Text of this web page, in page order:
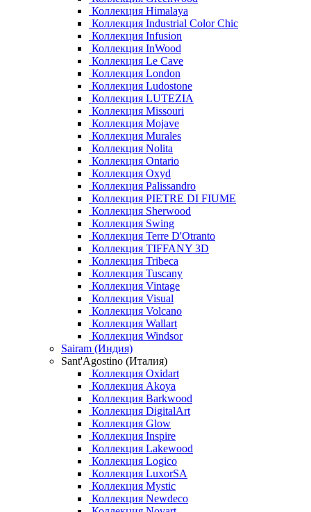
Коллекция Himalaya
Коллекция Industrial Color Chic
Коллекция Infusion
Коллекция InWood
Коллекция Le Cave
Коллекция London
Коллекция Ludostone
Коллекция LUTEZIA
Коллекция Missouri
Коллекция Mojave
Коллекция Murales
Коллекция Nolita
Коллекция Ontario
Коллекция Oxyd
Коллекция Palissandro
Коллекция PIETRE DI FIUME
Коллекция Sherwood
Коллекция Swing
Коллекция Terre D'Otranto
Коллекция TIFFANY 3D
Коллекция Tribeca
Коллекция Tuscany
Коллекция Vintage
Коллекция Visual
Коллекция Volcano
Коллекция Wallart
Коллекция Windsor
Sairam (Индия)
Sant'Agostino (Италия)
Коллекция Oxidart
Коллекция Akoya
Коллекция Barkwood
Коллекция DigitalArt
Коллекция Glow
Коллекция Inspire
Коллекция Lakewood
Коллекция Logico
Коллекция LuxorSA
Коллекция Mystic
Коллекция Newdeco